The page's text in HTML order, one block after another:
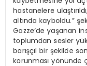
hastanelere
altında kayboldu.”
Gazze’de yaşanan
toplumdan sesler
barışçıl bir şekilde
korunması yönünde